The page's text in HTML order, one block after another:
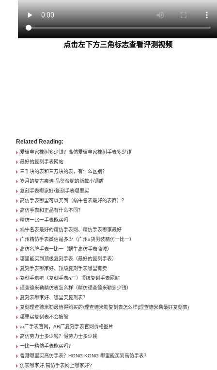
点击左下方三角标志查看评测视频
Related Reading:
爱彼皇家橡树多少钱？高仿爱彼皇家橡树手表多少钱
最好的复刻手表网站
三千块的表和三万块的表，有什么区别？
岁月的复古痕迹 品鉴帝舵的新款小铜盾
复刻手表哪家好/复刻手表哪里买
高仿手表哪里可以买到（蜗牛名表最好的表商）？
高仿手表和正品有什么不同？
精仿一比一手表能买吗
蜗牛名表最好的精仿手表网、精仿手表哪家最好
广州精仿手表微信是多少（广州a货男装精仿一比一）
高仿名牌手表一比一（蜗牛高仿手表商城）
哪里能买到顶级复刻手表（最好的复刻手表）
复刻手表哪家好、顶级复刻手表哪里有卖
复刻手表吧（复刻手表n厂）顶级复刻手表网站
理查德米勒精仿表怎么样（精仿理查德米勒多少钱）
复刻表哪家好、哪里买复刻表？
复刻理查德米勒最值得购买的/理查德米勒复刻表怎么样(理查德米勒最好复刻表)
哪里买复刻表不会被骗
ar厂手表官网，AR厂复刻手表官网价格图片
高仿劳力士多少钱？假劳力士多少钱
一比一精仿手表能买吗？
香港哪里买高仿手表？HONG KONG 哪里能买到高仿手表？
仿表哪家好,高仿手表网上哪家好?